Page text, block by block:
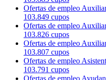
Ofertas de empleo
103.849 cupos
Ofertas de empleo
103.826 cupos
Ofertas de empleo
103.807 cupos
Ofertas de empleo
103.791 cupos